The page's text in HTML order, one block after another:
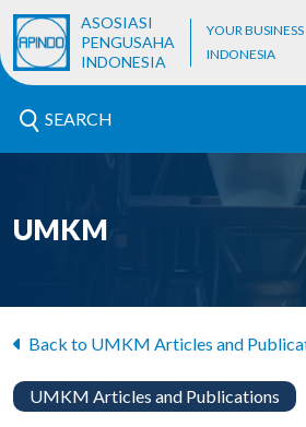
ASOSIASI
PENGUSAHA
INDONESIA
YOUR
INDONESIA
SEARCH
UMKM
Back to UMKM Articles and
UMKM Articles and Publications